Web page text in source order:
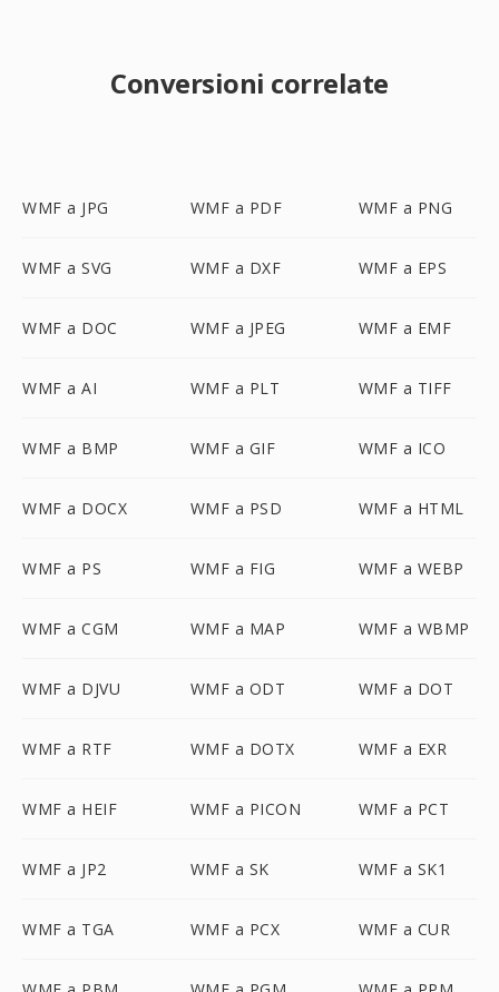
Conversioni correlate
WMF a JPG WMF a PDF WMF a PNG
WMF a SVG WMF a DXF WMF a EPS
WMF a DOC WMF a JPEG WMF a EMF
WMF a AI WMF a PLT WMF a TIFF
WMF a BMP WMF a GIF WMF a ICO
WMF a DOCX WMF a PSD WMF a HTML
WMF a PS WMF a FIG WMF a WEBP
WMF a CGM WMF a MAP WMF a WBMP
WMF a DJVU WMF a ODT WMF a DOT
WMF a RTF WMF a DOTX WMF a EXR
WMF a HEIF WMF a PICON WMF a PCT
WMF a JP2 WMF a SK WMF a SK1
WMF a TGA WMF a PCX WMF a CUR